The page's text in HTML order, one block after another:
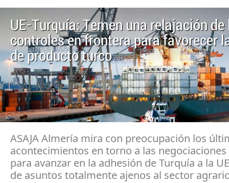
UE-Turquía: Temen una relajación de
controles en frontera para favorecer
de producto turco
ASAJA Almería mira con preocupación los
acontecimientos en torno a las
para avanzar en la adhesión de Turquía a la
de asuntos totalmente ajenos al sector